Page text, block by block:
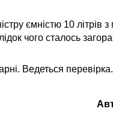
ємністю 10 літрів
чого сталось
Ведеться перевірка.